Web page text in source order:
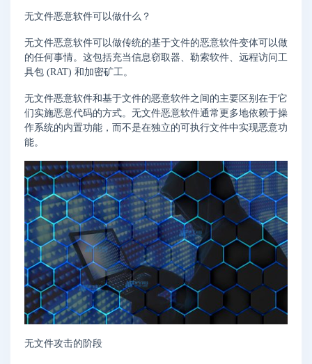
无文件恶意软件可以做什么？
无文件恶意软件可以做传统的基于文件的恶意软件变体可以做
的任何事情。这包括充当信息窃取器、勒索软件、远程访问工
具包 (RAT) 和加密矿工。
无文件恶意软件和基于文件的恶意软件之间的主要区别在于它
们实施恶意代码的方式。无文件恶意软件通常更多地依赖于操
作系统的内置功能，而不是在独立的可执行文件中实现恶意功
能。
无文件攻击的阶段